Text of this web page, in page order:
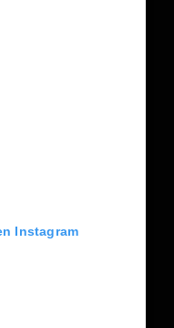
Instagram